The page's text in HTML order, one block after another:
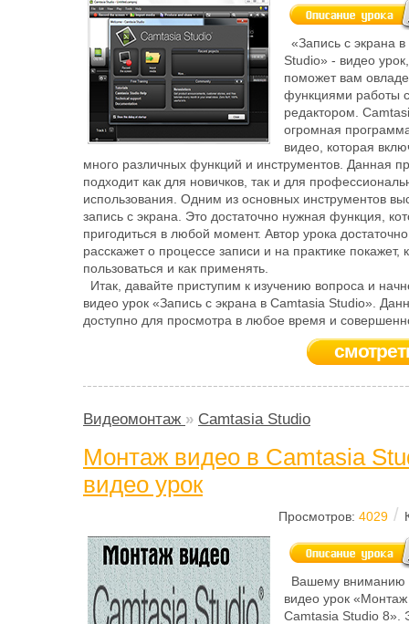
«Запись с экрана
Studio» - видео
поможет вам
функциями работы
редактором.
огромная
видео, которая
много различных функций и инструментов. Данная
подходит как для новичков, так и для
использования. Одним из основных инструментов
запись с экрана. Это достаточно нужная функция,
пригодиться в любой момент. Автор урока
расскажет о процессе записи и на практике покажет,
пользоваться и как применять.
Итак, давайте приступим к изучению вопроса и
видео урок «Запись с экрана в Camtasia Studio».
доступно для просмотра в любое время и
Видеомонтаж » Camtasia Studio
Монтаж видео в Camtasia
видео урок
Просмотров: 4029 /
Вашему вниманию
видео урок
Camtasia Studio 8».